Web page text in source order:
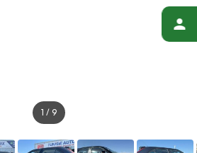
1 / 9